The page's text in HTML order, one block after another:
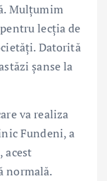
Mulțumim
lecția de
Datorită
șanse la
va realiza
Fundeni, a
acest
normală.